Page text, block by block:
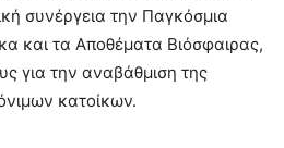
συνέργεια την Παγκόσμια
και τα Αποθέματα Βιόσφαιρας,
για την αναβάθμιση της
κατοίκων.